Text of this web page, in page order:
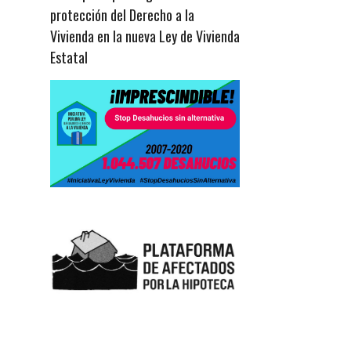
protección del Derecho a la
Vivienda en la nueva Ley de Vivienda
Estatal